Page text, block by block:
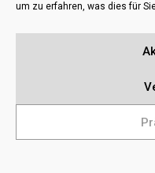
um zu erfahren, was dies für
2026 FRESH PIES